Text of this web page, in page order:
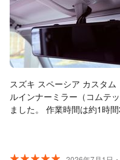
スズキ スペーシア カスタ
ルインナーミラー（コムテ
ました。 作業時間は約1時間30分ほどで、想定よりも早くスムー
ズに完了。仕上がりもとて